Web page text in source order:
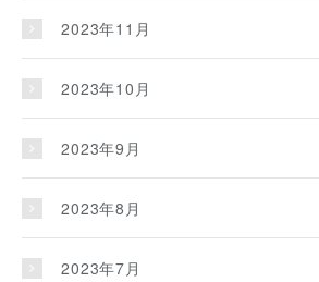
2023年11月
2023年10月
2023年9月
2023年8月
2023年7月